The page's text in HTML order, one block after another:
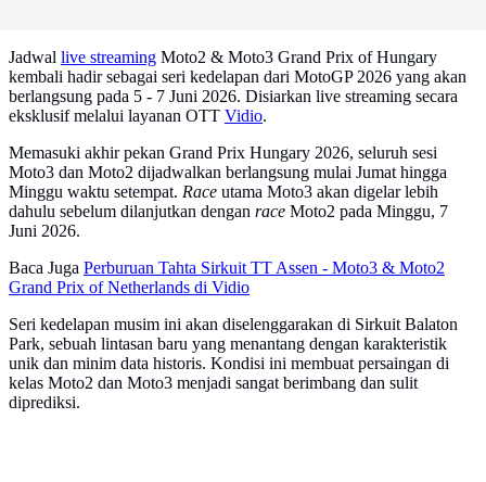
Jadwal live streaming Moto2 & Moto3 Grand Prix of Hungary
kembali hadir sebagai seri kedelapan dari MotoGP 2026 yang akan
berlangsung pada 5 - 7 Juni 2026. Disiarkan live streaming secara
eksklusif melalui layanan OTT Vidio.
Memasuki akhir pekan Grand Prix Hungary 2026, seluruh sesi
Moto3 dan Moto2 dijadwalkan berlangsung mulai Jumat hingga
Minggu waktu setempat. Race utama Moto3 akan digelar lebih
dahulu sebelum dilanjutkan dengan race Moto2 pada Minggu, 7
Juni 2026.
Baca Juga Perburuan Tahta Sirkuit TT Assen - Moto3 & Moto2
Grand Prix of Netherlands di Vidio
Seri kedelapan musim ini akan diselenggarakan di Sirkuit Balaton
Park, sebuah lintasan baru yang menantang dengan karakteristik
unik dan minim data historis. Kondisi ini membuat persaingan di
kelas Moto2 dan Moto3 menjadi sangat berimbang dan sulit
diprediksi.